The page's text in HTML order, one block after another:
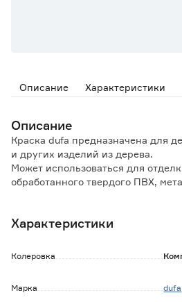
Описание Характеристики
Описание
Краска dufa предназначена для
и других изделий из дерева.
Может использоваться для
обработанного твердого ПВХ,
- состав 2в1 (можно наносить без
- имеет высокую адгезию к
Характеристики
Колеровка
Марка dufa